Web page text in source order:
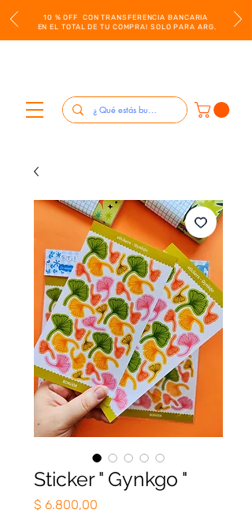
10 % OFF CON TRANSFERENCIA BANCARIA
EN EL TOTAL DE TU COMPRA! SOLO PARA ARG.
Sticker " Gynkgo "
$ 6.800,00